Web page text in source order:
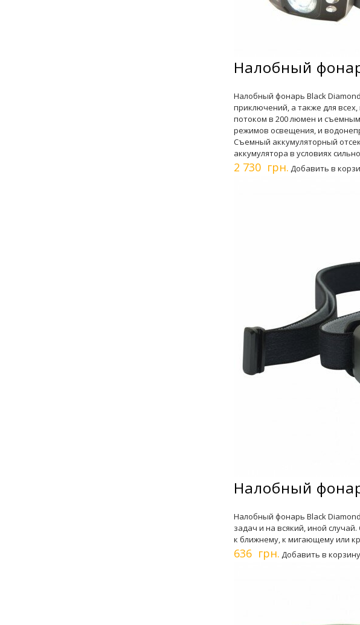
Налобный
Налобный фонарь Black
приключений, а также для
потоком в 200 люмен и
режимов освещения, и
Съемный аккумуляторный
аккумулятора в условиях
2 730 грн. Добавить в
Налобный
Налобный фонарь Black
задач и на всякий, иной
к ближнему, к мигающему или
636 грн. Добавить в корзину